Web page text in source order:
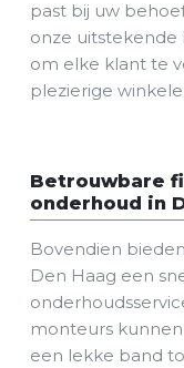
past bij uw
onze uitstekende
om elke klant te
plezierige
Betrouwbare
onderhoud in
Bovendien
Den Haag een
monteurs
een lekke band